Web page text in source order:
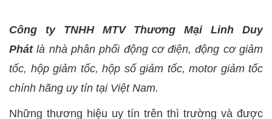
Công ty TNHH MTV Thương Mại Linh Duy
Phátlà nhà phân phối động cơ điện, động cơ giảm
tốc, hộp giảm tốc, hộp số giảm tốc, motor giảm tốc
chính hãng uy tín tại Việt Nam.
Những thương hiệu uy tín trên thì trường và được